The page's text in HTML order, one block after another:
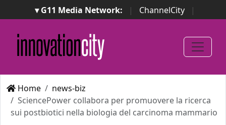
▾ G11 Media Network: | ChannelCity
|
ImpresaCity | SecurityOpenLab | Italian Channel
Awards
Italian Project Awards
Italian Security
Awards
Home
news-biz
SciencePower collabora per promuovere la ricerca
sui postbiotici nella biologia del carcinoma mammario